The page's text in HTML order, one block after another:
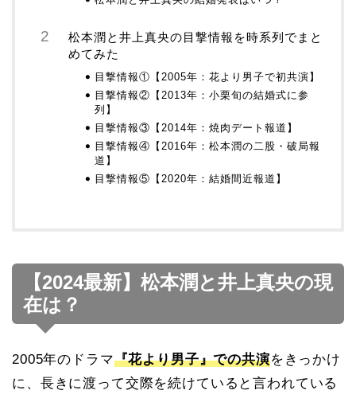
松本潤と井上真央の目撃情報を時系列でまと
めてみた
目撃情報①【2005年：花より男子で初共演】
目撃情報②【2013年：小栗旬の結婚式に参
列】
目撃情報③【2014年：焼肉デート報道】
目撃情報④【2016年：松本潤の二股・破局報
道】
目撃情報⑤【2020年：結婚間近報道】
【2024最新】松本潤と井上真央の現
在は？
2005年のドラマ『花より男子』での共演をきっかけ
に、長きに渡って交際を続けていると言われている